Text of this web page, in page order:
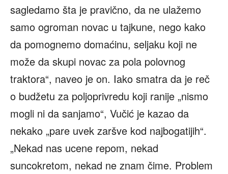
sagledamo šta je pravično, da ne ulažemo
samo ogroman novac u tajkune, nego kako
da pomognemo domaćinu, seljaku koji ne
može da skupi novac za pola polovnog
traktora“, naveo je on. Iako smatra da je reč
o budžetu za poljoprivredu koji ranije „nismo
mogli ni da sanjamo“, Vučić je kazao da
nekako „pare uvek zaršve kod najbogatijih“.
„Nekad nas ucene repom, nekad
suncokretom, nekad ne znam čime. Problem